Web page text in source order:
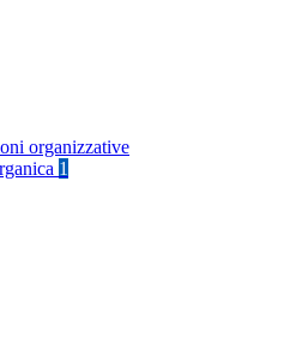
organizzative
1